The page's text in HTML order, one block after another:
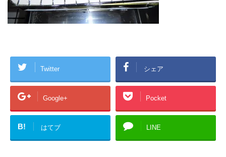
Twitter シェア
Google+ Pocket
B! はてブ LINE